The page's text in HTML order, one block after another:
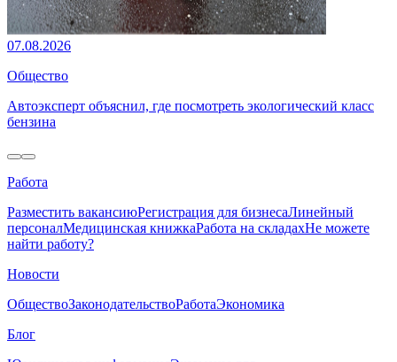
07.08.2026
Общество
Автоэксперт объяснил, где посмотреть экологический класс
бензина
Работа
Разместить вакансиюРегистрация для бизнесаЛинейный
персоналМедицинская книжкаРабота на складахНе можете
найти работу?
Новости
ОбществоЗаконодательствоРаботаЭкономика
Блог